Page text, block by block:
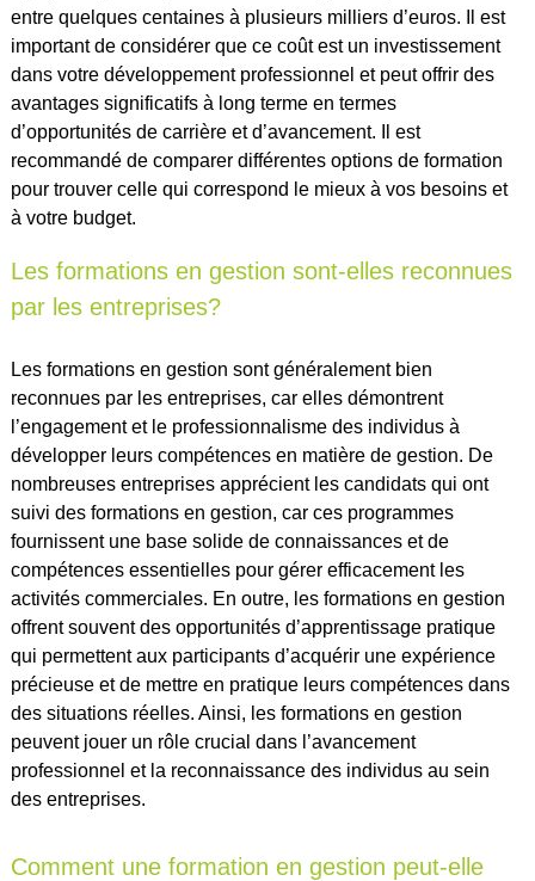
entre quelques centaines à plusieurs milliers d’euros. Il est
important de considérer que ce coût est un investissement
dans votre développement professionnel et peut offrir des
avantages significatifs à long terme en termes
d’opportunités de carrière et d’avancement. Il est
recommandé de comparer différentes options de formation
pour trouver celle qui correspond le mieux à vos besoins et
à votre budget.
Les formations en gestion sont-elles reconnues
par les entreprises?
Les formations en gestion sont généralement bien
reconnues par les entreprises, car elles démontrent
l’engagement et le professionnalisme des individus à
développer leurs compétences en matière de gestion. De
nombreuses entreprises apprécient les candidats qui ont
suivi des formations en gestion, car ces programmes
fournissent une base solide de connaissances et de
compétences essentielles pour gérer efficacement les
activités commerciales. En outre, les formations en gestion
offrent souvent des opportunités d’apprentissage pratique
qui permettent aux participants d’acquérir une expérience
précieuse et de mettre en pratique leurs compétences dans
des situations réelles. Ainsi, les formations en gestion
peuvent jouer un rôle crucial dans l’avancement
professionnel et la reconnaissance des individus au sein
des entreprises.
Comment une formation en gestion peut-elle